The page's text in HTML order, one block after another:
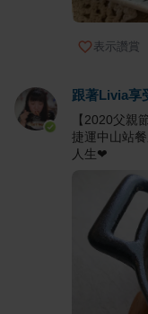
表示讚賞
跟著Livia享
【2020父親
捷運中山站
人生❤